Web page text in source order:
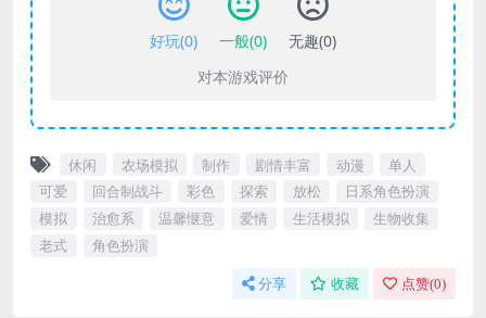
好玩(0) 一般(0) 无趣(0)
对本游戏评价
休闲 农场模拟 制作 剧情丰富 动漫
单人
可爱
回合制战斗 彩色 探索 放松
日系角色扮演
模拟
治愈系 温馨惬意 爱情 生活模拟
生物收集
老式
角色扮演
分享 收藏 点赞(0)